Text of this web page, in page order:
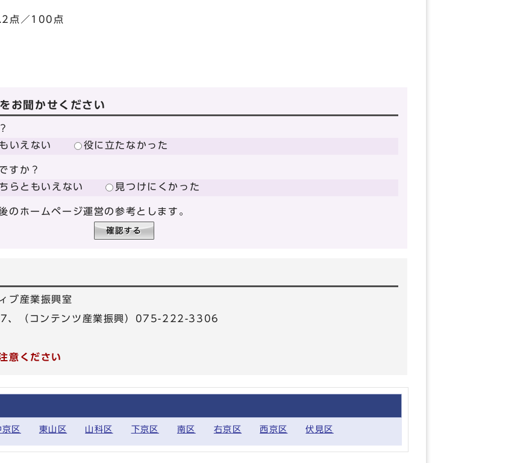
／100点
お聞かせください
いえない 役に立たなかった
すか？
らともいえない 見つけにくかった
のホームページ運営の参考とします。
ブ産業振興室
、（コンテンツ産業振興）075-222-3306
意ください
京区 東山区 山科区 下京区 南区 右京区 西京区 伏見区